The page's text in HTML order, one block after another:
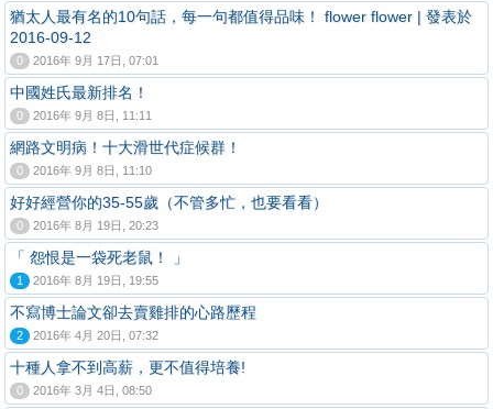
猶太人最有名的10句話，每一句都值得品味！ flower flower | 發表於
2016-09-12
0 2016年 9月 17日, 07:01
中國姓氏最新排名！
0 2016年 9月 8日, 11:11
網路文明病！十大滑世代症候群！
0 2016年 9月 8日, 11:10
好好經營你的35-55歲（不管多忙，也要看看）
0 2016年 8月 19日, 20:23
「 怨恨是一袋死老鼠！ 」
1 2016年 8月 19日, 19:55
不寫博士論文卻去賣雞排的心路歷程
2 2016年 4月 20日, 07:32
十種人拿不到高薪，更不值得培養!
0 2016年 3月 4日, 08:50